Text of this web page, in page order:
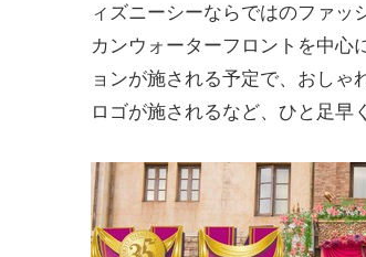
ィズニーシーならではのファッ
カンウォーターフロントを中心
ョンが施される予定で、おし
ロゴが施されるなど、ひと足早